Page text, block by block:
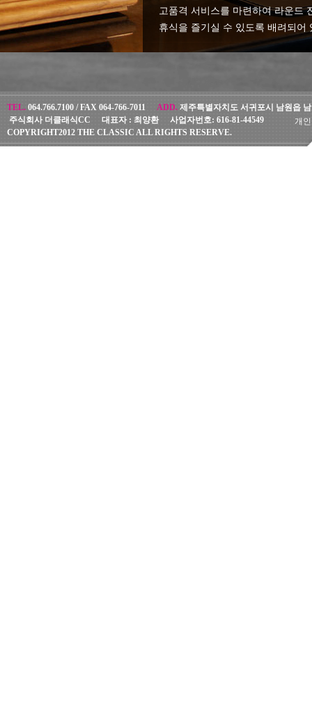
고품격 서비스를 마련하여 라운드
휴식을 즐기실 수 있도록 배려되어
TEL. 064.766.7100 / FAX 064-766-7011 ADD. 제주특별자치도 서귀포시 남원읍 남
주식회사 더클래식CC
대표자 : 최양환 사업자번호: 616-81-44549
COPYRIGHT2012 THE CLASSIC ALL RIGHTS RESERVE.
개